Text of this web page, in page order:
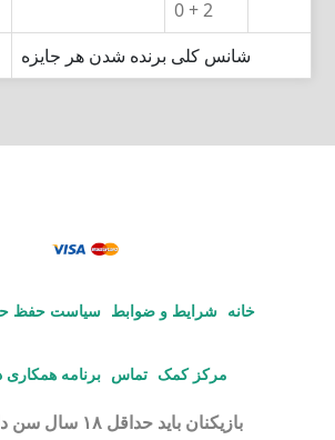
2 + 0
شانس کلی برنده شدن هر جایزه
خانه شرایط و ضوابط سیاست حفظ
مرکز کمک تماس برنامه
بازیکنان باید